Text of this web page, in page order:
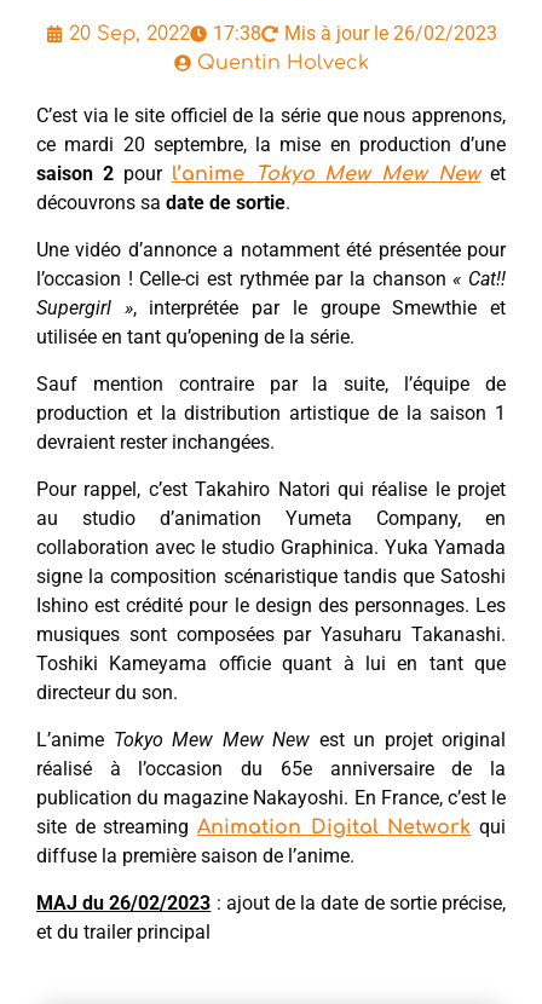
20 Sep, 2022 17:38 Mis à jour le 26/02/2023
Quentin Holveck
C’est via le site officiel de la série que nous apprenons,
ce mardi 20 septembre, la mise en production d’une
saison 2pour l’anime Tokyo Mew Mew Newet
découvrons sa date de sortie.
Une vidéo d’annonce a notamment été présentée pour
l’occasion ! Celle-ci est rythmée par la chanson« Cat!!
Supergirl », interprétée par le groupe Smewthie et
utilisée en tant qu’opening de la série.
Sauf mention contraire par la suite, l’équipe de
production et la distribution artistique de la saison 1
devraient rester inchangées.
Pour rappel, c’est Takahiro Natori qui réalise le projet
au studio d’animation Yumeta Company, en
collaboration avec le studio Graphinica. Yuka Yamada
signe la composition scénaristique tandis que Satoshi
Ishino est crédité pour le design des personnages. Les
musiques sont composées par Yasuharu Takanashi.
Toshiki Kameyama officie quant à lui en tant que
directeur du son.
L’anime Tokyo Mew Mew New est un projet original
réalisé à l’occasion du 65e anniversaire de la
publication du magazine Nakayoshi. En France, c’est le
site de streaming Animation Digital Network qui
diffuse la première saison de l’anime.
MAJ du 26/02/2023 : ajout de la date de sortie précise,
et du trailer principal